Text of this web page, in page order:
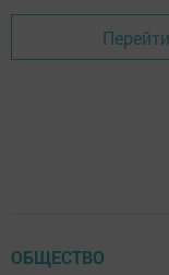
ОБЩЕСТВО